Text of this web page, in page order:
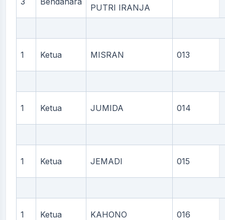
PUTRI IRANJA
1 Ketua MISRAN 013
1 Ketua JUMIDA 014
1 Ketua JEMADI 015
1 Ketua KAHONO 016